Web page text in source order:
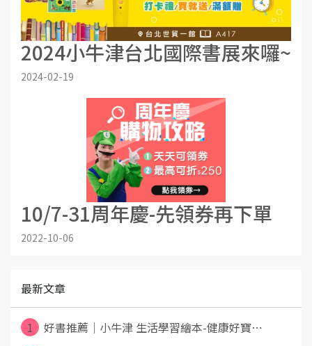
2024小牛津台北國際書展來囉~
2024-02-19
10/7-31周年慶-先領券再下單
2022-10-06
最新文章
1
好書推薦｜小牛津 生活學習繪本-健康好寶⋯